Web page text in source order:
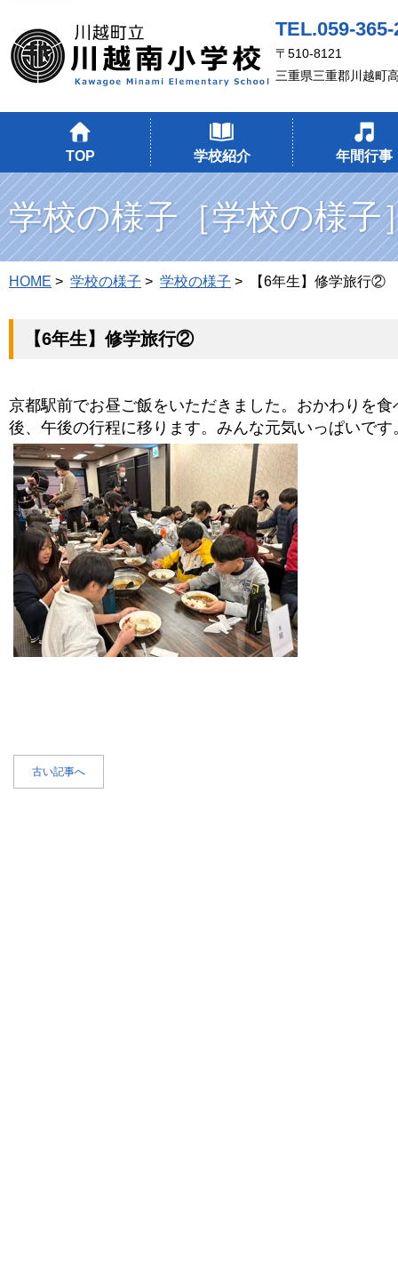
TEL.059-365-
〒510-8121
三重県三重郡川越町
TOP 学校紹介 年間行事
学校の様子［学校の様子
HOME > 学校の様子 > 学校の様子 > 【6年生】修学旅行②
【6年生】修学旅行②
京都駅前でお昼ご飯をいただきました。おかわりを
後、午後の行程に移ります。みんな元気いっぱいです
古い記事へ